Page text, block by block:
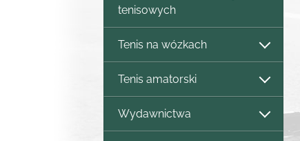
tenisowych
Tenis na wózkach
Tenis amatorski
Wydawnictwa